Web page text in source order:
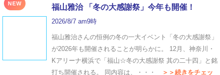
NEW 福山雅治 「冬の⼤感謝祭」今年も開催！
2026/8/7 am9時
福山雅治さんの恒例の冬の一大イベント「冬の⼤感謝祭」
が2026年も開催されることが明らかに。 12月、神奈川・
Kアリーナ横浜で「福山☆冬の大感謝祭 其の二十四」と銘
打ち開催される。 同内容は、・・・
＞＞続きをチェッ